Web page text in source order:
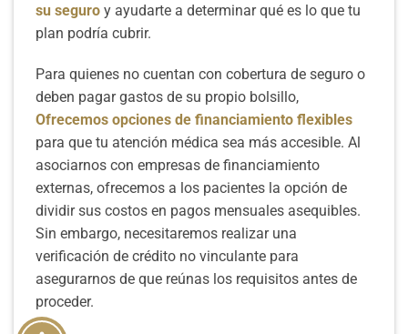
su seguro y ayudarte a determinar qué es lo que tu
plan podría cubrir.
Para quienes no cuentan con cobertura de seguro o
deben pagar gastos de su propio bolsillo,
Ofrecemos opciones de financiamiento flexibles
para que tu atención médica sea más accesible. Al
asociarnos con empresas de financiamiento
externas, ofrecemos a los pacientes la opción de
dividir sus costos en pagos mensuales asequibles.
Sin embargo, necesitaremos realizar una
verificación de crédito no vinculante para
asegurarnos de que reúnas los requisitos antes de
proceder.